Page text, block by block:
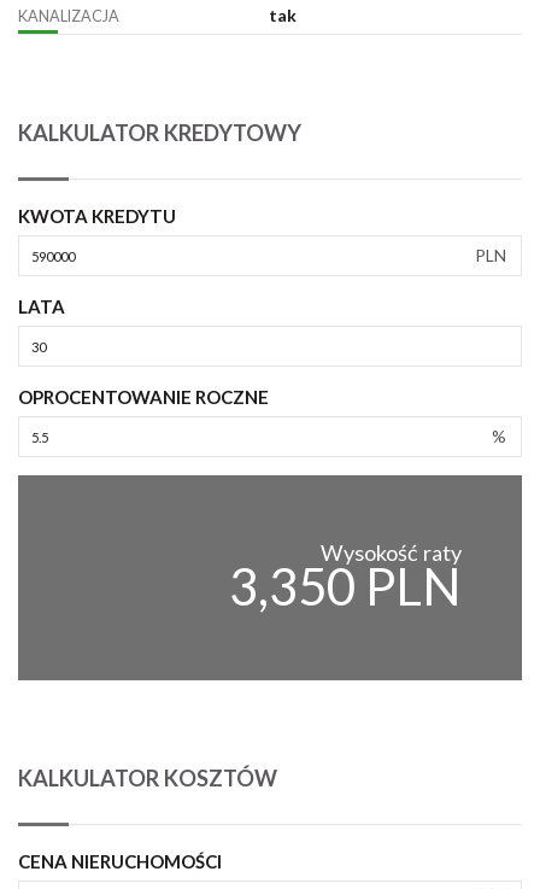
KANALIZACJA tak
KALKULATOR KREDYTOWY
KWOTA KREDYTU
PLN
LATA
OPROCENTOWANIE ROCZNE
%
Wysokość raty
3,350 PLN
KALKULATOR KOSZTÓW
CENA NIERUCHOMOŚCI